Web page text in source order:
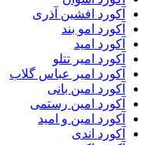
آکورد افشین آذری
آکورد امو بند
آکورد امید
آکورد امیر تتلو
آکورد امیر عباس گلاب
آکورد امین بانی
آکورد امین رستمی
آکورد امین و امید
آکورد اندی